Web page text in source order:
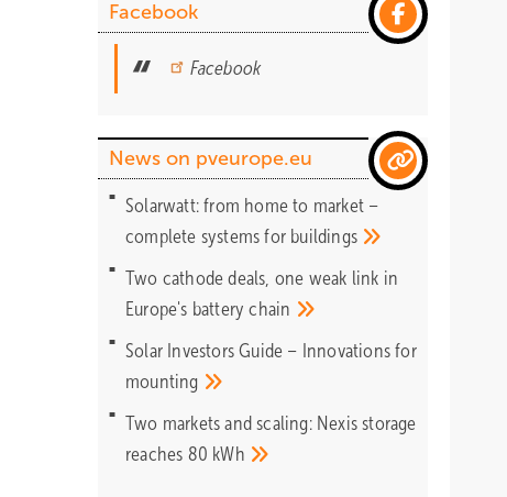
Facebook
Facebook
News on pveurope.eu
Solarwatt: from home to market –
complete systems for buildings
Two cathode deals, one weak link in
Europe's batterychain
Solar Investors Guide – Innovations for
mounting
Two markets and scaling: Nexis storage
reaches 80 kWh